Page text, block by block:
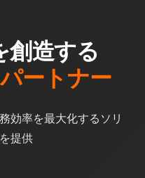
創造する
ートナー
効率を最大化するソリ
提供